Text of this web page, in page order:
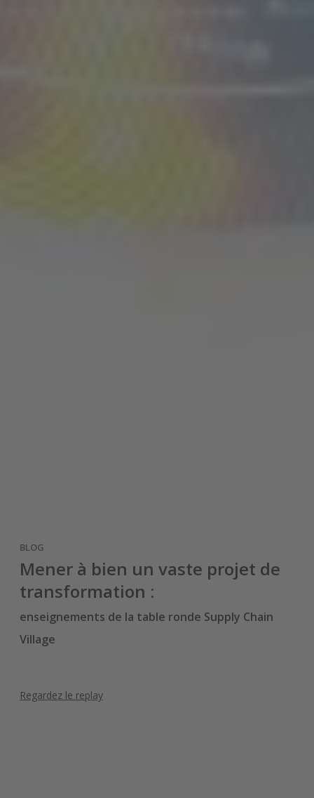
BLOG
Mener à bien un vaste projet de
transformation :
enseignements de la table ronde Supply Chain
Village
Regardez le replay